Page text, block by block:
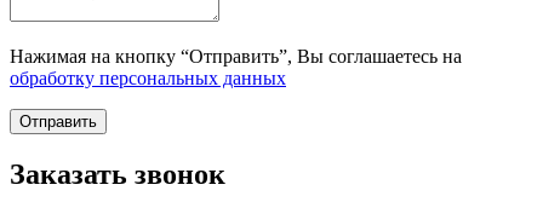
Нажимая на кнопку “Отправить”, Вы соглашаетесь на
обработку персональных данных
Отправить
Заказать звонок